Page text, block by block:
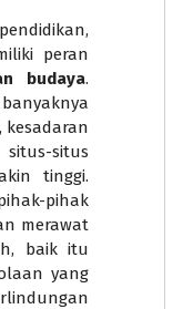
peran
budaya.
kesadaran
situs
tinggi.
pihak
merawat
baik itu
yang